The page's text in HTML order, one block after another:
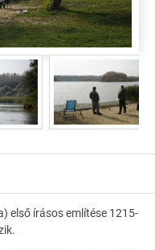
első írásos említése 1215-